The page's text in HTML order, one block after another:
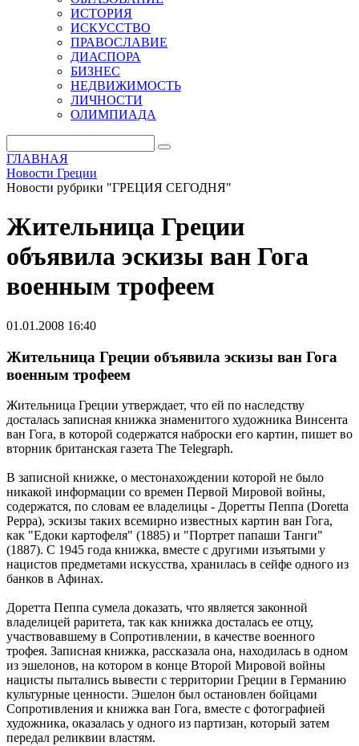
ИСТОРИЯ
ИСКУССТВО
ПРАВОСЛАВИЕ
ДИАСПОРА
БИЗНЕС
НЕДВИЖИМОСТЬ
ЛИЧНОСТИ
ОЛИМПИАДА
ГЛАВНАЯ
Новости Греции
Новости рубрики "ГРЕЦИЯ СЕГОДНЯ"
Жительница Греции
объявила эскизы ван Гога
военным трофеем
01.01.2008 16:40
Жительница Греции объявила эскизы ван Гога
военным трофеем
Жительница Греции утверждает, что ей по наследству
досталась записная книжка знаменитого художника Винсента
ван Гога, в которой содержатся наброски его картин, пишет во
вторник британская газета The Telegraph.
В записной книжке, о местонахождении которой не было
никакой информации со времен Первой Мировой войны,
содержатся, по словам ее владелицы - Доретты Пеппа (Doretta
Peppa), эскизы таких всемирно известных картин ван Гога,
как "Едоки картофеля" (1885) и "Портрет папаши Танги"
(1887). C 1945 года книжка, вместе с другими изъятыми у
нацистов предметами искусства, хранилась в сейфе одного из
банков в Афинах.
Доретта Пеппа сумела доказать, что является законной
владелицей раритета, так как книжка досталась ее отцу,
участвовавшему в Сопротивлении, в качестве военного
трофея. Записная книжка, рассказала она, находилась в одном
из эшелонов, на котором в конце Второй Мировой войны
нацисты пытались вывести с территории Греции в Германию
культурные ценности. Эшелон был остановлен бойцами
Сопротивления и книжка ван Гога, вместе с фотографией
художника, оказалась у одного из партизан, который затем
передал реликвии властям.